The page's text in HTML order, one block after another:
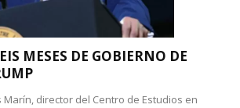
MESES DE GOBIERNO DE
Marín, director del Centro de Estudios en